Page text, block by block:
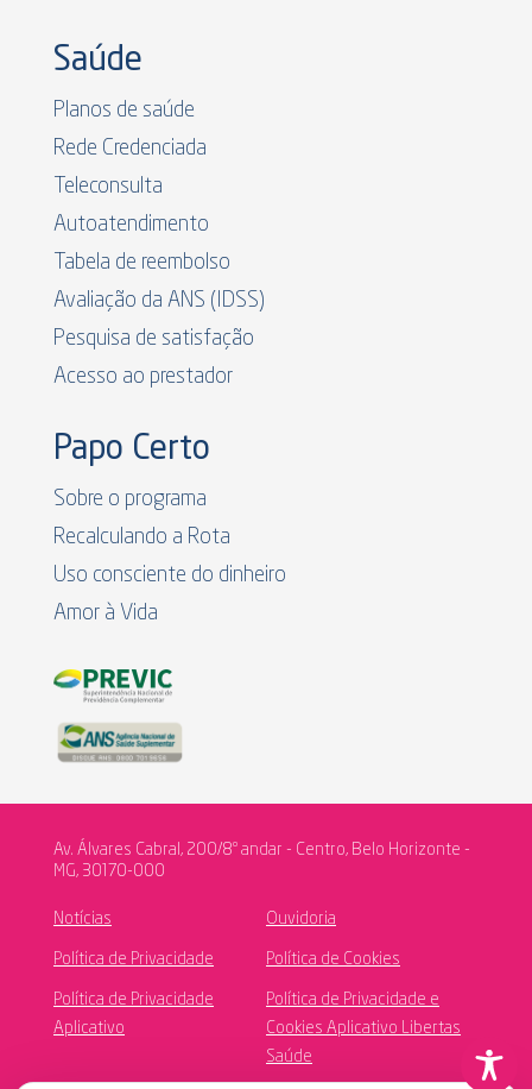
Saúde
Planos de saúde
Rede Credenciada
Teleconsulta
Autoatendimento
Tabela de reembolso
Avaliação da ANS (IDSS)
Pesquisa de satisfação
Acesso ao prestador
Papo Certo
Sobre o programa
Recalculando a Rota
Uso consciente do dinheiro
Amor à Vida
Av. Álvares Cabral, 200/8º andar - Centro, Belo Horizonte -
MG, 30170-000
Notícias Ouvidoria
Política de Privacidade Política de Cookies
Política de Privacidade
Aplicativo
Política de Privacidade e
Cookies Aplicativo Libertas
Saúde